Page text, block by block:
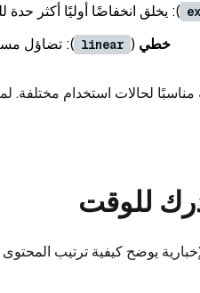
): يخلق انخفاضًا أوليًا أكثر حدة
خطي (
linear ): تضاؤل
لحالات استخدام مختلفة.
للوقت
يوضح كيفية ترتيب المحتوى